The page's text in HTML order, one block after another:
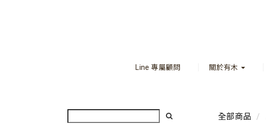
Line 專屬顧問 關於有木
全部商品